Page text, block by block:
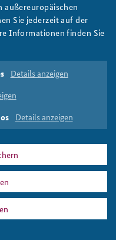
Weiterbildung
BMZ
Print
außereuropäischen
Sie jederzeit auf der
Informationen finden Sie
Details anzeigen
Details anzeigen